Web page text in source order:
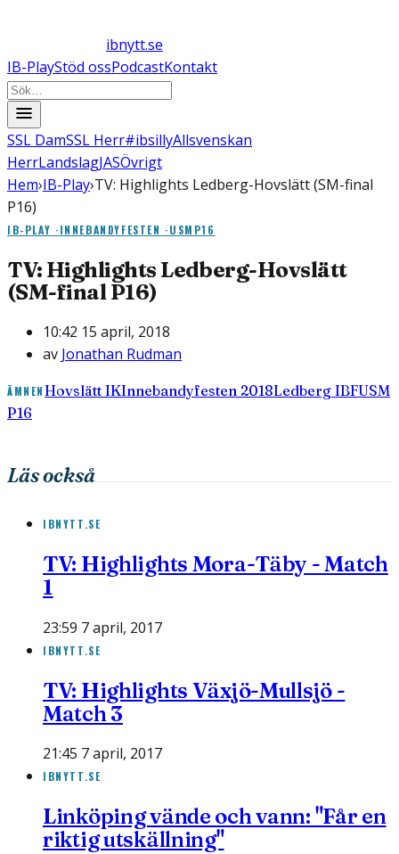
ibnytt.se
IB-PlayStöd ossPodcastKontakt
SSL DamSSL Herr#ibsillyAllsvenskan
HerrLandslagJASÖvrigt
Hem›IB-Play›TV: Highlights Ledberg-Hovslätt (SM-final
P16)
IB-PLAY ·INNEBANDYFESTEN ·USMP16
TV: Highlights Ledberg-Hovslätt
(SM-final P16)
10:42 15 april, 2018
av Jonathan Rudman
ÄMNEN Hovslätt IKInnebandyfesten 2018Ledberg IBFUSM
P16
Läs också
IBNYTT.SE
TV: Highlights Mora-Täby - Match
1
23:59 7 april, 2017
IBNYTT.SE
TV: Highlights Växjö-Mullsjö -
Match 3
21:45 7 april, 2017
IBNYTT.SE
Linköping vände och vann: "Får en
riktig utskällning"